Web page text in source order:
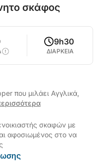
σκάφος
9h30
ΔΙΑΡΚΕΙΑ
που μιλάει Αγγλικά,
σκαφών με
αφοσιωμένος στο να